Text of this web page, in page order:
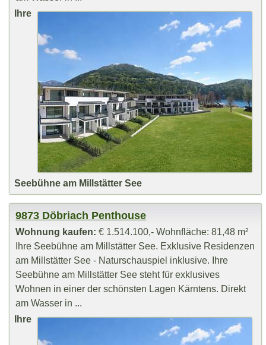
Ihre
Seebühne am Millstätter See
9873 Döbriach Penthouse
Wohnung kaufen: € 1.514.100,- Wohnfläche: 81,48 m²
Ihre Seebühne am Millstätter See. Exklusive Residenzen
am Millstätter See - Naturschauspiel inklusive. Ihre
Seebühne am Millstätter See steht für exklusives
Wohnen in einer der schönsten Lagen Kärntens. Direkt
am Wasser in ...
Ihre